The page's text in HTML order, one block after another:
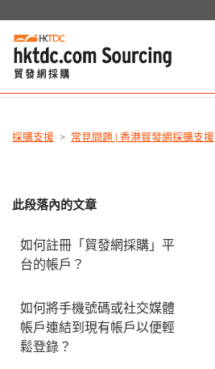
採購支援 常見問題 | 香港貿發網採購支援
此段落內的文章
如何註冊「貿發網採購」平
台的帳戶？
如何將手機號碼或社交媒體
帳戶連結到現有帳戶以便輕
鬆登錄？